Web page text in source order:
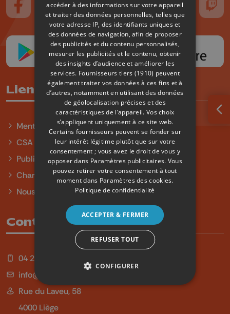
Suivez-nous sur FaceBook
Suivez-nous sur Instagram
Suivez-nous sur TikTokSuivez-nous sur YouTube
Suivez-nous
Liens utiles
Mentions légales
CSA
Publicité
Charte sur l'égalité et la diversité
Nous contacter
Contact
04 254 99 99
info@qu4tre.be
Rue du Laveu, 58
4000 Liège
accéder à des informations sur votre appareil
et traiter des données personnelles, telles que
votre adresse IP, des identifiants uniques et
des données de navigation, afin de proposer
des publicités et du contenu personnalisés,
mesurer les publicités et le contenu, obtenir
des insights d’audience et améliorer les
services. Fournisseurs tiers (1910) peuvent
également traiter vos données à ces fins et à
d’autres, notamment en utilisant des données
de géolocalisation précises et des
caractéristiques de l’appareil. Vos choix
s’appliquent uniquement à ce site web.
Certains fournisseurs peuvent se fonder sur
leur intérêt légitime plutôt que sur votre
consentement ; vous avez le droit de vous y
opposer dans Paramètres publicitaires. Vous
pouvez retirer votre consentement à tout
moment dans Paramètres des cookies.
Politique de confidentialité
ACCEPTER & FERMER
REFUSER TOUT
CONFIGURER